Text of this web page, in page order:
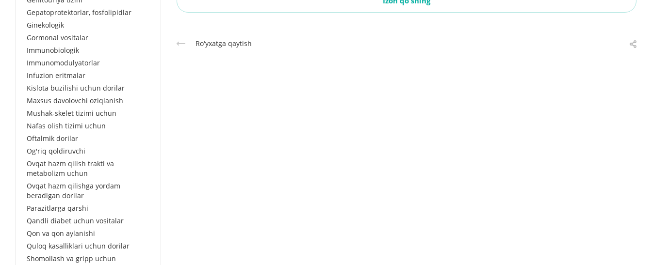
Roʻyxatga qaytish
Gepatoprotektorlar, fosfolipidlar
Ginekologik
Gormonal vositalar
Immunobiologik
Immunomodulyatorlar
Infuzion eritmalar
Kislota buzilishi uchun dorilar
Maxsus davolovchi oziqlanish
Mushak-skelet tizimi uchun
Nafas olish tizimi uchun
Oftalmik dorilar
Og'riq qoldiruvchi
Ovqat hazm qilish trakti va
metabolizm uchun
Ovqat hazm qilishga yordam
beradigan dorilar
Parazitlarga qarshi
Qandli diabet uchun vositalar
Qon va qon aylanishi
Quloq kasalliklari uchun dorilar
Shomollash va gripp uchun